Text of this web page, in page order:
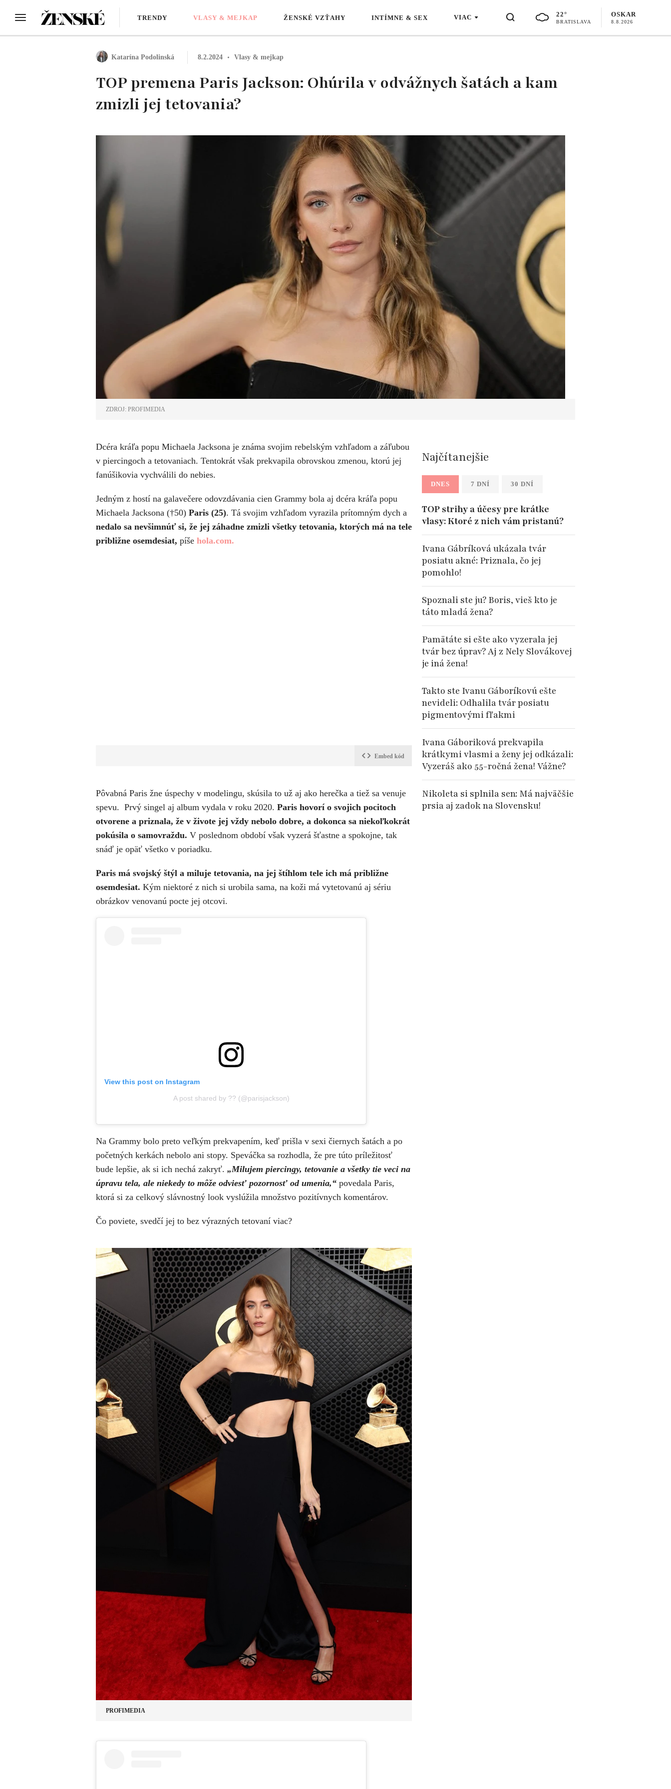
TRENDY VLASY & MEJKAP ŽENSKÉ VZŤAHY INTÍMNE & SEX VIAC 22°
BRATISLAVA
OSKAR
8.8.2026
Katarína Podolinská 8.2.2024 Vlasy & mejkap
TOP premena Paris Jackson: Ohúrila v odvážnych šatách a kam
zmizli jej tetovania?
ZDROJ: PROFIMEDIA
Dcéra kráľa popu Michaela Jacksona je známa svojim rebelským vzhľadom a záľubou
v piercingoch a tetovaniach. Tentokrát však prekvapila obrovskou zmenou, ktorú jej
fanúšikovia vychválili do nebies.
Jedným z hostí na galavečere odovzdávania cien Grammy bola aj dcéra kráľa popu
Michaela Jacksona (†50) Paris (25). Tá svojim vzhľadom vyrazila prítomným dych a
nedalo sa nevšimnúť si, že jej záhadne zmizli všetky tetovania, ktorých má na tele
približne osemdesiat, píše hola.com.
Embed kód
Pôvabná Paris žne úspechy v modelingu, skúsila to už aj ako herečka a tiež sa venuje
spevu. Prvý singel aj album vydala v roku 2020. Paris hovorí o svojich pocitoch
otvorene a priznala, že v živote jej vždy nebolo dobre, a dokonca sa niekoľkokrát
pokúsila o samovraždu. V poslednom období však vyzerá šťastne a spokojne, tak
snáď je opäť všetko v poriadku.
Paris má svojský štýl a miluje tetovania, na jej štíhlom tele ich má približne
osemdesiat. Kým niektoré z nich si urobila sama, na koži má vytetovanú aj sériu
obrázkov venovanú pocte jej otcovi.
View this post on Instagram
A post shared by ?? (@parisjackson)
Na Grammy bolo preto veľkým prekvapením, keď prišla v sexi čiernych šatách a po
početných kerkách nebolo ani stopy. Speváčka sa rozhodla, že pre túto príležitosť
bude lepšie, ak si ich nechá zakryť. „Milujem piercingy, tetovanie a všetky tie veci na
úpravu tela, ale niekedy to môže odviesť pozornosť od umenia,“ povedala Paris,
ktorá si za celkový slávnostný look vyslúžila množstvo pozitívnych komentárov.
Čo poviete, svedčí jej to bez výrazných tetovaní viac?
PROFIMEDIA
Najčítanejšie
DNES 7 DNÍ 30 DNÍ
TOP strihy a účesy pre krátke
vlasy: Ktoré z nich vám pristanú?
Ivana Gábríková ukázala tvár
posiatu akné: Priznala, čo jej
pomohlo!
Spoznali ste ju? Boris, vieš kto je
táto mladá žena?
Pamätáte si ešte ako vyzerala jej
tvár bez úprav? Aj z Nely Slovákovej
je iná žena!
Takto ste Ivanu Gáboríkovú ešte
nevideli: Odhalila tvár posiatu
pigmentovými fľakmi
Ivana Gáboriková prekvapila
krátkymi vlasmi a ženy jej odkázali:
Vyzeráš ako 55-ročná žena! Vážne?
Nikoleta si splnila sen: Má najväčšie
prsia aj zadok na Slovensku!